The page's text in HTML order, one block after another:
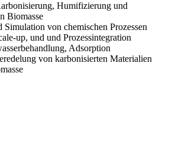
Humifizierung und
Biomasse
von chemischen Prozessen
up, und und Prozessintegration
Adsorption
von karbonisierten Materialien